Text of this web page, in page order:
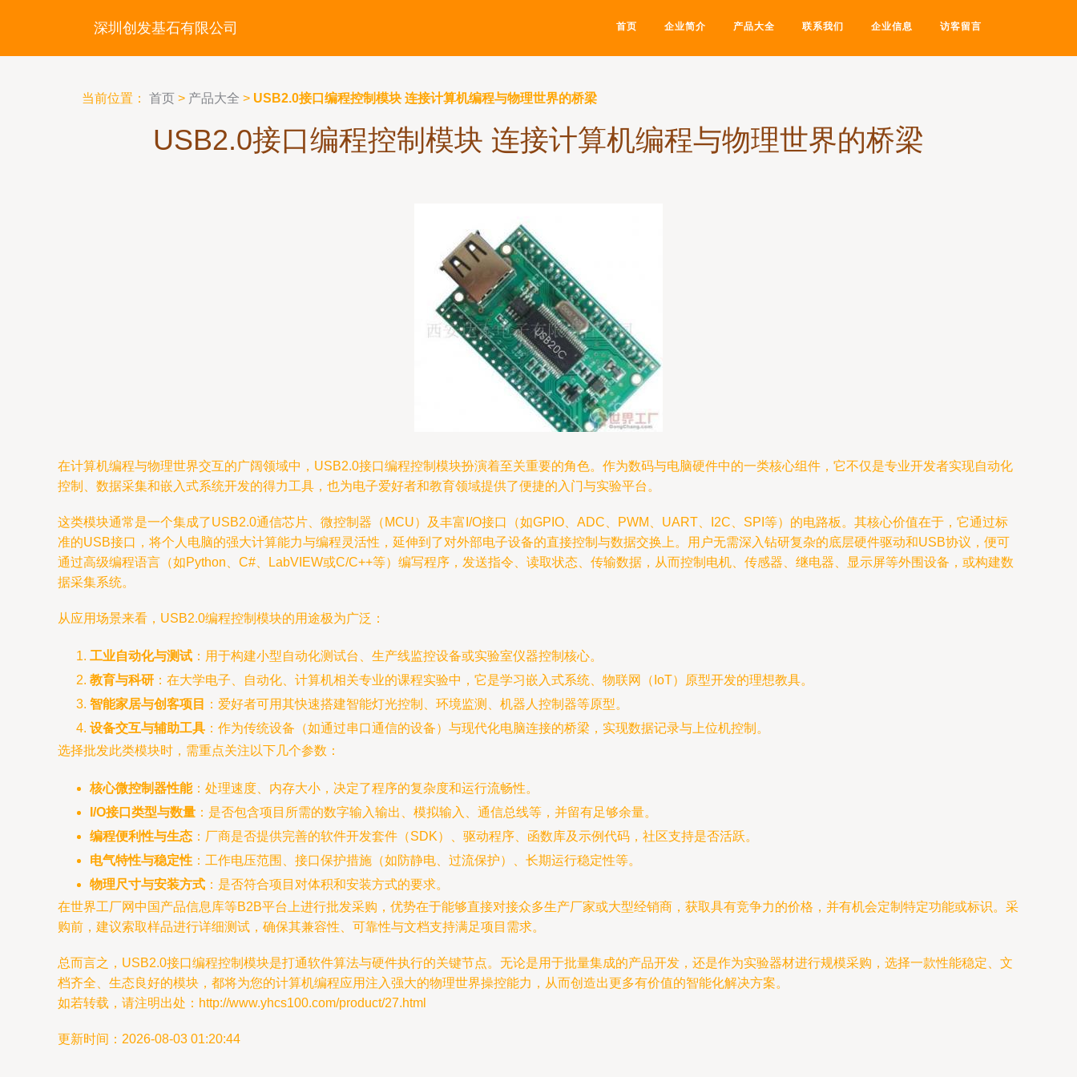
深圳创发基石有限公司 首页 企业简介 产品大全 联系我们 企业信息 访客留言
当前位置： 首页 > 产品大全 > USB2.0接口编程控制模块 连接计算机编程与物理世界的桥梁
USB2.0接口编程控制模块 连接计算机编程与物理世界的桥梁
在计算机编程与物理世界交互的广阔领域中，USB2.0接口编程控制模块扮演着至关重要的角色。作为数码与电脑硬件中的一类核心组件，它不仅是专业开发者实现自动化
控制、数据采集和嵌入式系统开发的得力工具，也为电子爱好者和教育领域提供了便捷的入门与实验平台。
这类模块通常是一个集成了USB2.0通信芯片、微控制器（MCU）及丰富I/O接口（如GPIO、ADC、PWM、UART、I2C、SPI等）的电路板。其核心价值在于，它通过标
准的USB接口，将个人电脑的强大计算能力与编程灵活性，延伸到了对外部电子设备的直接控制与数据交换上。用户无需深入钻研复杂的底层硬件驱动和USB协议，便可
通过高级编程语言（如Python、C#、LabVIEW或C/C++等）编写程序，发送指令、读取状态、传输数据，从而控制电机、传感器、继电器、显示屏等外围设备，或构建数
据采集系统。
从应用场景来看，USB2.0编程控制模块的用途极为广泛：
工业自动化与测试 ：用于构建小型自动化测试台、生产线监控设备或实验室仪器控制核心。
教育与科研 ：在大学电子、自动化、计算机相关专业的课程实验中，它是学习嵌入式系统、物联网（IoT）原型开发的理想教具。
智能家居与创客项目
：爱好者可用其快速搭建智能灯光控制、环境监测、机器人控制器等原型。
设备交互与辅助工具 ：作为传统设备（如通过串口通信的设备）与现代化电脑连接的桥梁，实现数据记录与上位机控制。
选择批发此类模块时，需重点关注以下几个参数：
核心微控制器性能：处理速度、内存大小，决定了程序的复杂度和运行流畅性。
I/O接口类型与数量 ：是否包含项目所需的数字输入输出、模拟输入、通信总线等，并留有足够余量。
编程便利性与生态 ：厂商是否提供完善的软件开发套件（SDK）、驱动程序、函数库及示例代码，社区支持是否活跃。
电气特性与稳定性 ：工作电压范围、接口保护措施（如防静电、过流保护）、长期运行稳定性等。
物理尺寸与安装方式 ：是否符合项目对体积和安装方式的要求。
在世界工厂网中国产品信息库等B2B平台上进行批发采购，优势在于能够直接对接众多生产厂家或大型经销商，获取具有竞争力的价格，并有机会定制特定功能或标识。采
购前，建议索取样品进行详细测试，确保其兼容性、可靠性与文档支持满足项目需求。
总而言之，USB2.0接口编程控制模块是打通软件算法与硬件执行的关键节点。无论是用于批量集成的产品开发，还是作为实验器材进行规模采购，选择一款性能稳定、文
档齐全、生态良好的模块，都将为您的计算机编程应用注入强大的物理世界操控能力，从而创造出更多有价值的智能化解决方案。
如若转载，请注明出处：http://www.yhcs100.com/product/27.html
更新时间：2026-08-03 01:20:44